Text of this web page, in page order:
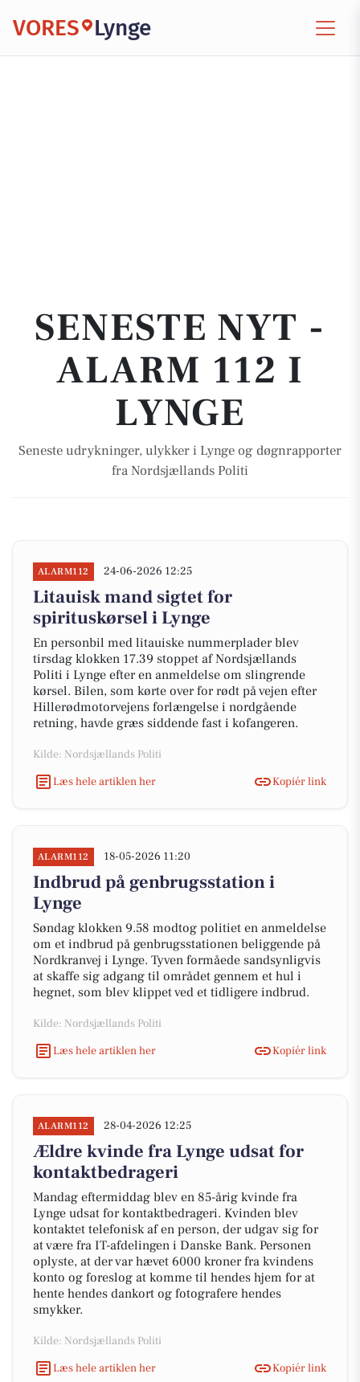
VORES Lynge
SENESTE NYT -
ALARM 112 I
LYNGE
Seneste udrykninger, ulykker i Lynge og døgnrapporter
fra Nordsjællands Politi
ALARM112 24-06-2026 12:25
Litauisk mand sigtet for
spirituskørsel i Lynge
En personbil med litauiske nummerplader blev
tirsdag klokken 17.39 stoppet af Nordsjællands
Politi i Lynge efter en anmeldelse om slingrende
kørsel. Bilen, som kørte over for rødt på vejen efter
Hillerødmotorvejens forlængelse i nordgående
retning, havde græs siddende fast i kofangeren.
Kilde: Nordsjællands Politi
Læs hele artiklen her
Kopiér link
ALARM112 18-05-2026 11:20
Indbrud på genbrugsstation i
Lynge
Søndag klokken 9.58 modtog politiet en anmeldelse
om et indbrud på genbrugsstationen beliggende på
Nordkranvej i Lynge. Tyven formåede sandsynligvis
at skaffe sig adgang til området gennem et hul i
hegnet, som blev klippet ved et tidligere indbrud.
Kilde: Nordsjællands Politi
Læs hele artiklen her
Kopiér link
ALARM112 28-04-2026 12:25
Ældre kvinde fra Lynge udsat for
kontaktbedrageri
Mandag eftermiddag blev en 85-årig kvinde fra
Lynge udsat for kontaktbedrageri. Kvinden blev
kontaktet telefonisk af en person, der udgav sig for
at være fra IT-afdelingen i Danske Bank. Personen
oplyste, at der var hævet 6000 kroner fra kvindens
konto og foreslog at komme til hendes hjem for at
hente hendes dankort og fotografere hendes
smykker.
Kilde: Nordsjællands Politi
Læs hele artiklen her
Kopiér link